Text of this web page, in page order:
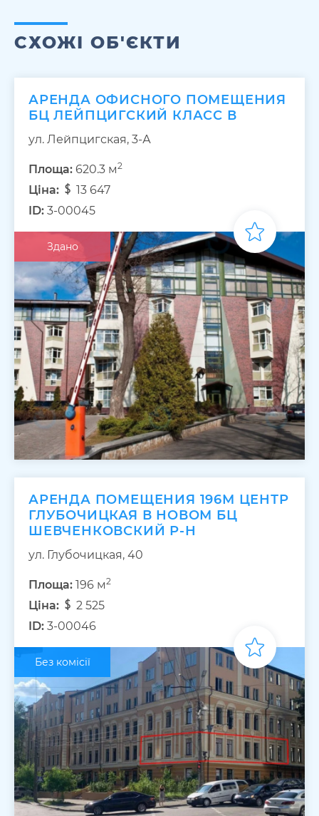
СХОЖІ ОБ'ЄКТИ
АРЕНДА ОФИСНОГО ПОМЕЩЕНИЯ
БЦ ЛЕЙПЦИГСКИЙ КЛАСС В
ул. Лейпцигская, 3-А
Площа: 620.3 м2
Ціна:
13 647
ID: 3-00045
Здано
АРЕНДА ПОМЕЩЕНИЯ 196М ЦЕНТР
ГЛУБОЧИЦКАЯ В НОВОМ БЦ
ШЕВЧЕНКОВСКИЙ Р-Н
ул. Глубочицкая, 40
Площа: 196 м2
Ціна:
2 525
ID: 3-00046
Без комісії